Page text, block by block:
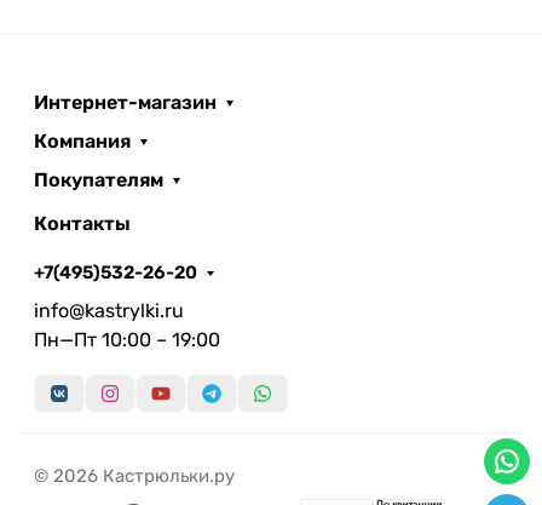
Интернет-магазин
Компания
Покупателям
Контакты
+7(495)532-26-20
info@kastrylki.ru
Пн—Пт 10:00 – 19:00
© 2026 Кастрюльки.ру